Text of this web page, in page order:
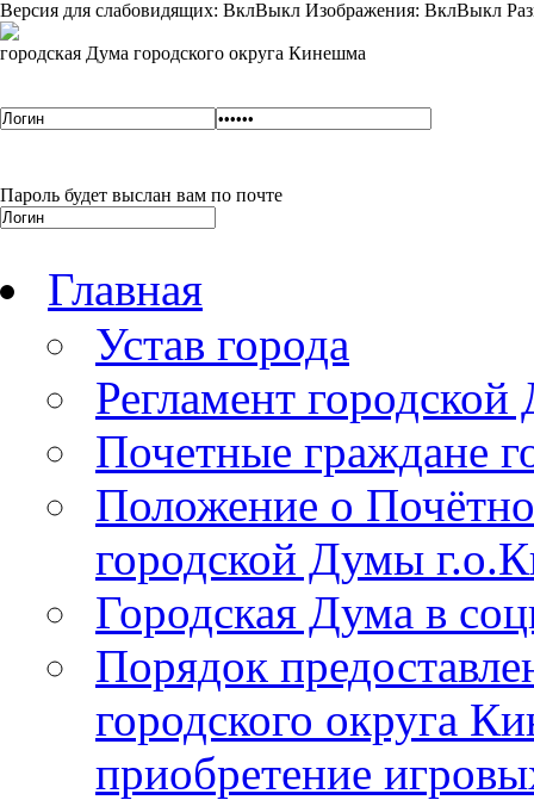
Версия для слабовидящих: ВклВыкл Изображения: ВклВыкл
городская Дума городского округа Кинешма
Пароль будет выслан вам по почте
Главная
Устав города
Регламент
Почетные граждане
Положение о
городской Думы
Городская Дума в
Порядок
городского округа
приобретение